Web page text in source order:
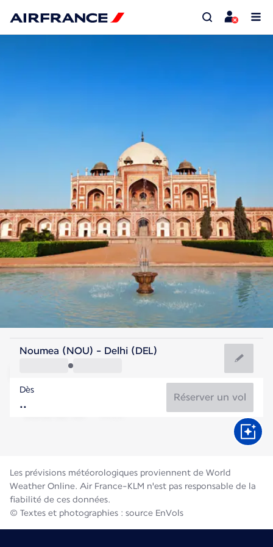
Inde
Inde
Durée du vol
Noumea (NOU) - Delhi (DEL)
Dès
Réserver un vol
Les prévisions météorologiques proviennent de World
Weather Online. Air France-KLM n'est pas responsable de la
fiabilité de ces données.
© Textes et photographies : source EnVols